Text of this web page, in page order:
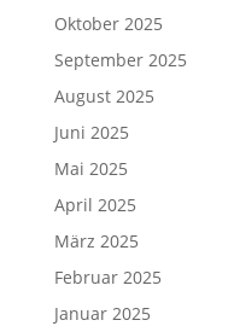
Oktober 2025
September 2025
August 2025
Juni 2025
Mai 2025
April 2025
März 2025
Februar 2025
Januar 2025